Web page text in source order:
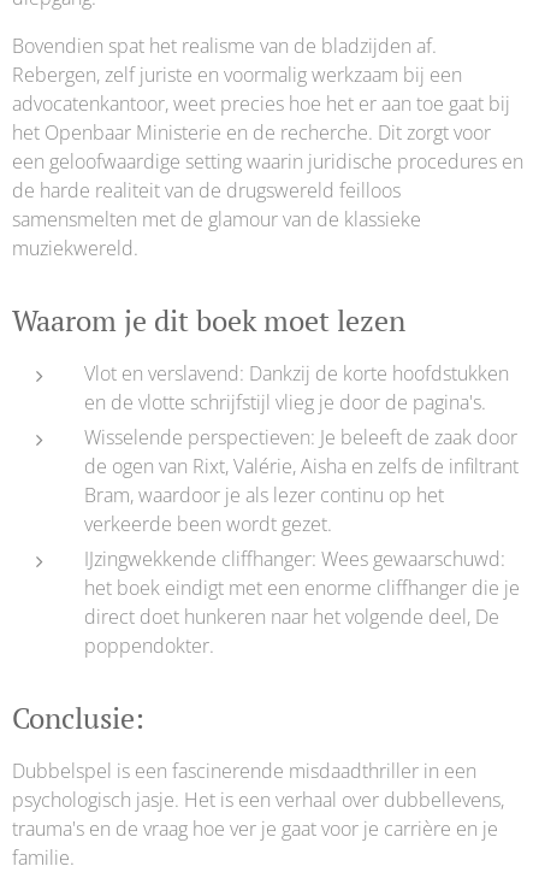
Bovendien spat het realisme van de bladzijden af.
Rebergen, zelf juriste en voormalig werkzaam bij een
advocatenkantoor, weet precies hoe het er aan toe gaat bij
het Openbaar Ministerie en de recherche. Dit zorgt voor
een geloofwaardige setting waarin juridische procedures en
de harde realiteit van de drugswereld feilloos
samensmelten met de glamour van de klassieke
muziekwereld.
Waarom je dit boek moet lezen
Vlot en verslavend: Dankzij de korte hoofdstukken
en de vlotte schrijfstijl vlieg je door de pagina's.
Wisselende perspectieven: Je beleeft de zaak door
de ogen van Rixt, Valérie, Aisha en zelfs de infiltrant
Bram, waardoor je als lezer continu op het
verkeerde been wordt gezet.
IJzingwekkende cliffhanger: Wees gewaarschuwd:
het boek eindigt met een enorme cliffhanger die je
direct doet hunkeren naar het volgende deel, De
poppendokter.
Conclusie:
Dubbelspel is een fascinerende misdaadthriller in een
psychologisch jasje. Het is een verhaal over dubbellevens,
trauma's en de vraag hoe ver je gaat voor je carrière en je
familie.